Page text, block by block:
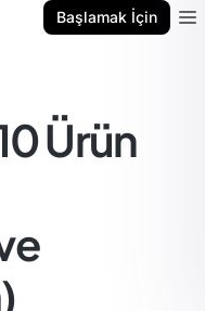
Başlamak İçin
Ürün